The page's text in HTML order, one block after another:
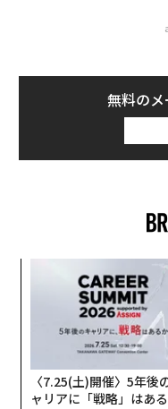
無料の
〈7.25(土)開催〉5年後
ャリアに「戦略」はあ